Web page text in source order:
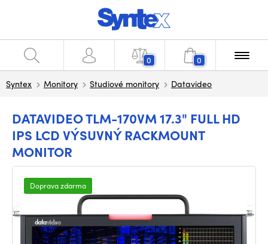
0 0
Syntex Monitory Studiové monitory Datavideo
DATAVIDEO TLM-170VM 17.3" FULL HD
IPS LCD VÝSUVNÝ RACKMOUNT
MONITOR
Doprava zdarma